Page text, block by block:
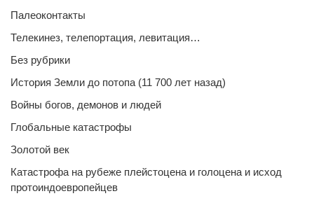
Палеоконтакты
Телекинез, телепортация, левитация…
Без рубрики
История Земли до потопа (11 700 лет назад)
Войны богов, демонов и людей
Глобальные катастрофы
Золотой век
Катастрофа на рубеже плейстоцена и голоцена и исход
протоиндоевропейцев